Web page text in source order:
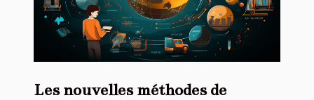
Les nouvelles méthodes de